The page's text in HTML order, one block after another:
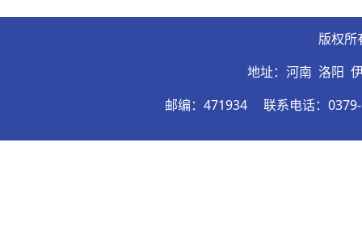
版权所
地址：河南 洛阳
邮编：471934
联系电话：